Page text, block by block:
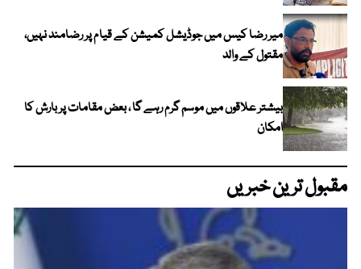
میر رضا کیس میں جوڈیشل کمیشن کے قیام پر رضامند نہیں،
مقتول کے والد
بیشتر علاقوں میں موسم گرم رہے گا ، بعض مقامات پر بارش کا
امکان
مقبول ترین خبریں